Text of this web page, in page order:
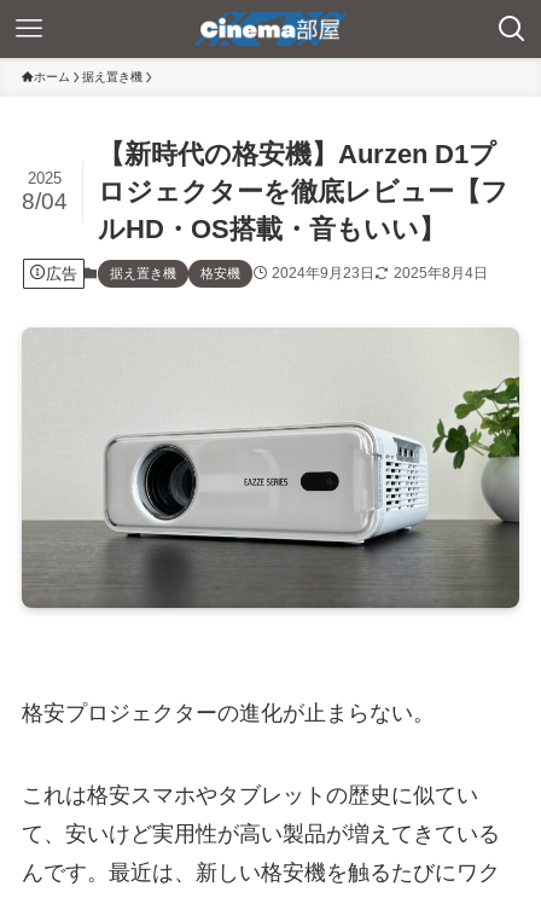
ホーム 据え置き機
【新時代の格安機】Aurzen D1プ
ロジェクターを徹底レビュー【フ
ルHD・OS搭載・音もいい】
2025
8/04
広告 据え置き機 格安機 2024年9月23日 2025年8月4日
格安プロジェクターの進化が止まらない。
これは格安スマホやタブレットの歴史に似てい
て、安いけど実用性が高い製品が増えてきている
んです。最近は、新しい格安機を触るたびにワク